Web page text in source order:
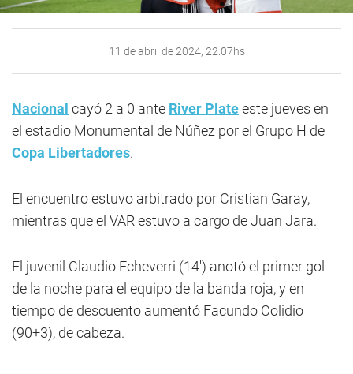
11 de abril de 2024, 22:07hs
Nacional cayó 2 a 0 ante River Plateeste jueves en
el estadio Monumental de Núñez por el Grupo H de
Copa Libertadores.
El encuentro estuvo arbitrado por Cristian Garay,
mientras que el VAR estuvo a cargo de Juan Jara.
El juvenil Claudio Echeverri (14') anotó el primer gol
de la noche para el equipo de la banda roja, y en
tiempo de descuento aumentó Facundo Colidio
(90+3), de cabeza.